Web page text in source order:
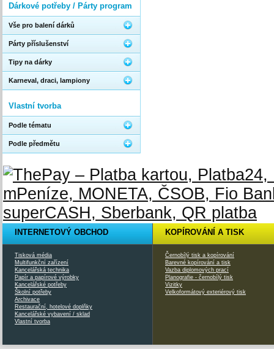
Dárkové potřeby / Párty program
Vše pro balení dárků
Párty příslušenství
Tipy na dárky
Karneval, draci, lampiony
Vlastní tvorba
Podle tématu
Podle předmětu
INTERNETOVÝ OBCHOD
Tisková média
Multifunkční zařízení
Kancelářská technika
Papír a papírové výrobky
Kancelářské potřeby
Školní potřeby
Archivace
Restaurační, hotelové doplňky
Kancelářské vybavení / sklad
Vlastní tvorba
KOPÍROVÁNÍ A TISK
Černobílý tisk a kopírování
Barevné kopírování a tisk
Vazba diplomových prací
Planografie - černobílý tisk
Vizitky
Velkoformátový exteriérový tisk